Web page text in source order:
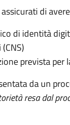
di
di identità
prevista per
da un
resa dal